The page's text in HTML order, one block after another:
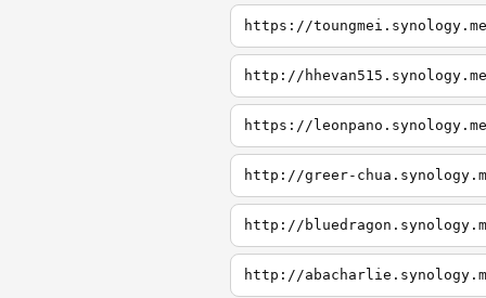
https://toungmei.synology.me
http://hhevan515.synology.me
https://leonpano.synology.me
http://greer-
http://
http://